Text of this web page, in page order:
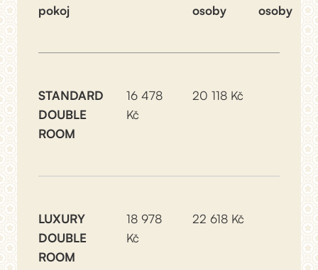
pokoj
osoby
osoby
STANDARD
DOUBLE
ROOM
16 478
Kč
20 118 Kč
LUXURY
DOUBLE
ROOM
18 978
Kč
22 618 Kč